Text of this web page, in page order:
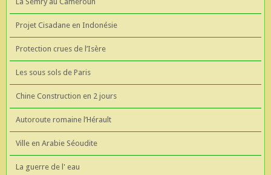
Projet Cisadane en Indonésie
Protection crues de l’Isère
Les sous sols de Paris
Chine Construction en 2 jours
Autoroute romaine l’Hérault
Ville en Arabie Séoudite
La guerre de l' eau